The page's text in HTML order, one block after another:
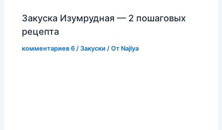
Закуска Изумрудная — 2 пошаговых
рецепта
комментариев 6 /Закуски / От Najlya